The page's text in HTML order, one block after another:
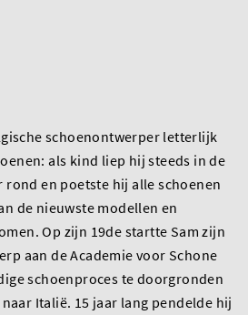
schoenontwerper letterlijk
als kind liep hij steeds in de
rond en poetste hij alle schoenen
de nieuwste modellen en
Op zijn 19de startte Sam zijn
aan de Academie voor Schone
schoenproces te doorgronden
Italië. 15 jaar lang pendelde hij